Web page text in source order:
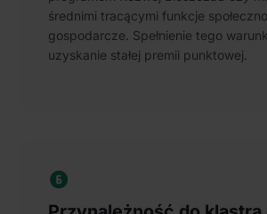
średnimi tracącymi funkcje
gospodarcze. Spełnienie tego
uzyskanie stałej premii punktowej.